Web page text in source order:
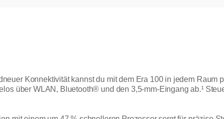
Konnektivität kannst du mit dem Era 100 in jedem Raum
über WLAN, Bluetooth® und den 3,5-mm-Eingang ab.¹